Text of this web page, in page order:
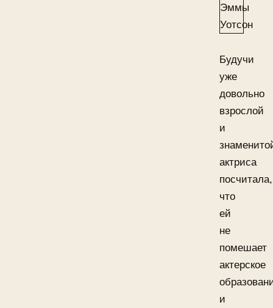
Будучи
уже
довольно
взрослой
и
актриса
посчитала,
что
ей
не
помешает
актерское
и